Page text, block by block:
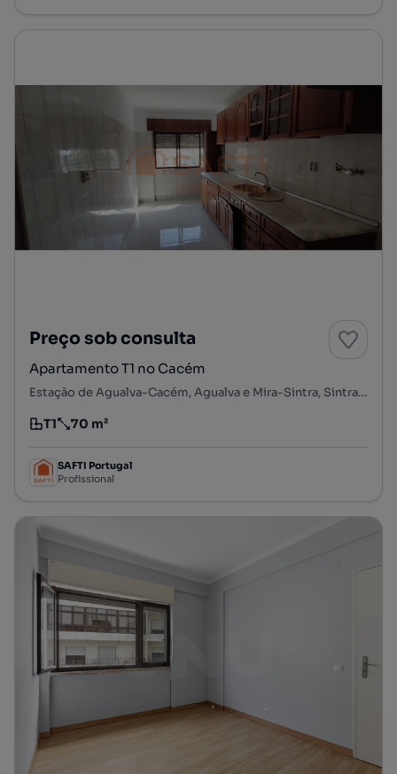
Preço sob consulta
Apartamento T1 no Cacém
Estação de Agualva-Cacém, Agualva e Mira-Sintra, Sintra, Lisboa
Tipologia
T1
Preço por metro quadrado
70 m²
SAFTI Portugal
Profissional